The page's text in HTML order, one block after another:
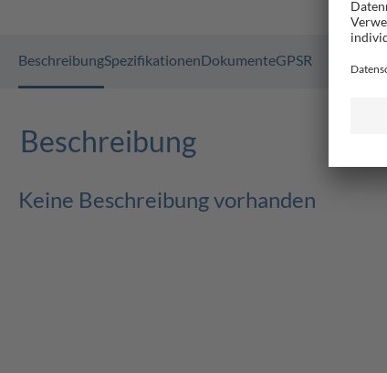
BeschreibungSpezifikationenDokumenteGPSR
Beschreibung
Keine Beschreibung vorhanden